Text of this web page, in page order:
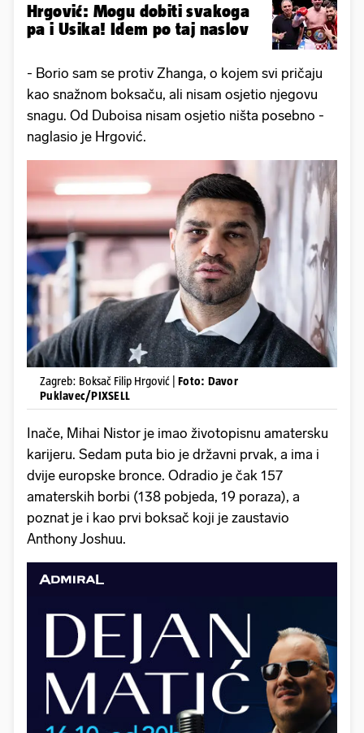
Hrgović: Mogu dobiti svakoga
pa i Usika! Idem po taj naslov
- Borio sam se protiv Zhanga, o kojem svi pričaju
kao snažnom boksaču, ali nisam osjetio njegovu
snagu. Od Duboisa nisam osjetio ništa posebno -
naglasio je Hrgović.
Zagreb: Boksač Filip Hrgović | Foto: Davor
Puklavec/PIXSELL
Inače, Mihai Nistor je imao životopisnu amatersku
karijeru. Sedam puta bio je državni prvak, a ima i
dvije europske bronce. Odradio je čak 157
amaterskih borbi (138 pobjeda, 19 poraza), a
poznat je i kao prvi boksač koji je zaustavio
Anthony Joshuu.